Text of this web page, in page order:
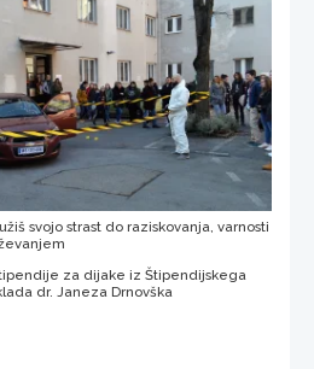
svojo strast do raziskovanja, varnosti
za dijake iz Štipendijskega
dr. Janeza Drnovška